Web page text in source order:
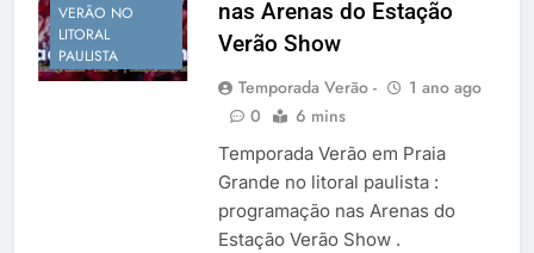
VERÃO NO
LITORAL
PAULISTA
nas Arenas do Estação
Verão Show
Temporada Verão -
1 ano ago
0
6 mins
Temporada Verão em Praia
Grande no litoral paulista :
programação nas Arenas do
Estação Verão Show .